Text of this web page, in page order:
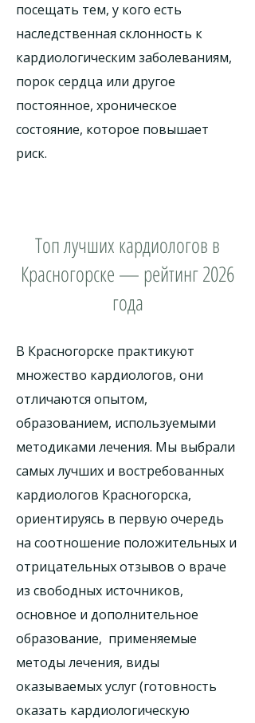
посещать тем, у кого есть
наследственная склонность к
кардиологическим заболеваниям,
порок сердца или другое
постоянное, хроническое
состояние, которое повышает
риск.
Топ лучших кардиологов в
Красногорске — рейтинг 2026
года
В Красногорске практикуют
множество кардиологов, они
отличаются опытом,
образованием, используемыми
методиками лечения. Мы выбрали
самых лучших и востребованных
кардиологов Красногорска,
ориентируясь в первую очередь
на соотношение положительных и
отрицательных отзывов о враче
из свободных источников,
основное и дополнительное
образование, применяемые
методы лечения, виды
оказываемых услуг (готовность
оказать кардиологическую